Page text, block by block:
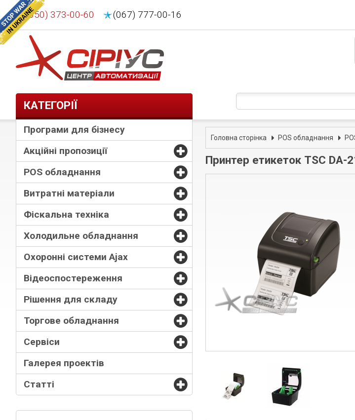
(050) 373-00-60 (067) 777-00-16
КАТЕГОРІЇ
Програми для бізнесу
Акційні пропозиції
POS обладнання
Витратні матеріали
Фіскальна техніка
Холодильне обладнання
Охоронні системи Ajax
Відеоспостереження
Рішення для складу
Торгове обладнання
Сервіси
Галерея проектів
Статті
Головна сторінка POS обладнання
Принтер етикеток TSC DA-